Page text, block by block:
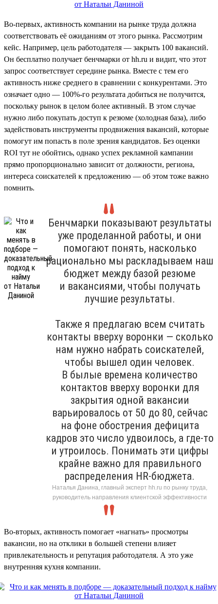
Во-первых, активность компании на рынке труда должна
соответствовать её ожиданиям от этого рынка. Рассмотрим
кейс. Например, цель работодателя — закрыть 100 вакансий.
Он бесплатно получает бенчмарки от hh.ru и видит, что этот
запрос соответствует середине рынка. Вместе с тем его
активность ниже среднего в сравнении с конкурентами. Это
означает одно — 100%-го результата добиться не получится,
поскольку рынок в целом более активный. В этом случае
нужно либо покупать доступ к резюме (холодная база), либо
задействовать инструменты продвижения вакансий, которые
помогут им попасть в поле зрения кандидатов. Без оценки
ROI тут не обойтись, однако успех рекламной кампании
прямо пропорционально зависит от должности, региона,
интереса соискателей к предложению — об этом тоже важно
помнить.
Бенчмарки показывают результаты
уже проделанной работы, и они
помогают понять, насколько
рационально мы раскладываем наш
бюджет между базой резюме
и вакансиями, чтобы получать
лучшие результаты.
Также я предлагаю всем считать
контакты вверху воронки — сколько
нам нужно набрать соискателей,
чтобы вышел один человек.
В былые времена количество
контактов вверху воронки для
закрытия одной вакансии
варьировалось от 50 до 80, сейчас
на фоне обострения дефицита
кадров это число удвоилось, а где-то
и утроилось. Понимать эти цифры
крайне важно для правильного
распределения HR-бюджета.
Наталья Данина, главный эксперт hh.ru по рынку труда,
руководитель направления клиентской эффективности
Во-вторых, активность помогает «нагнать» просмотры
вакансии, но на отклики в большей степени влияет
привлекательность и репутация работодателя. А это уже
внутренняя кухня компании.